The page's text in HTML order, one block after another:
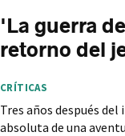
'La guerra
retorno del
CRÍTICAS
Tres años después
absoluta de una